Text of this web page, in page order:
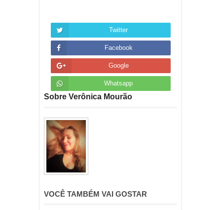
Twitter
Facebook
Google
Whatsapp
Sobre Verônica Mourão
VOCÊ TAMBÉM VAI GOSTAR